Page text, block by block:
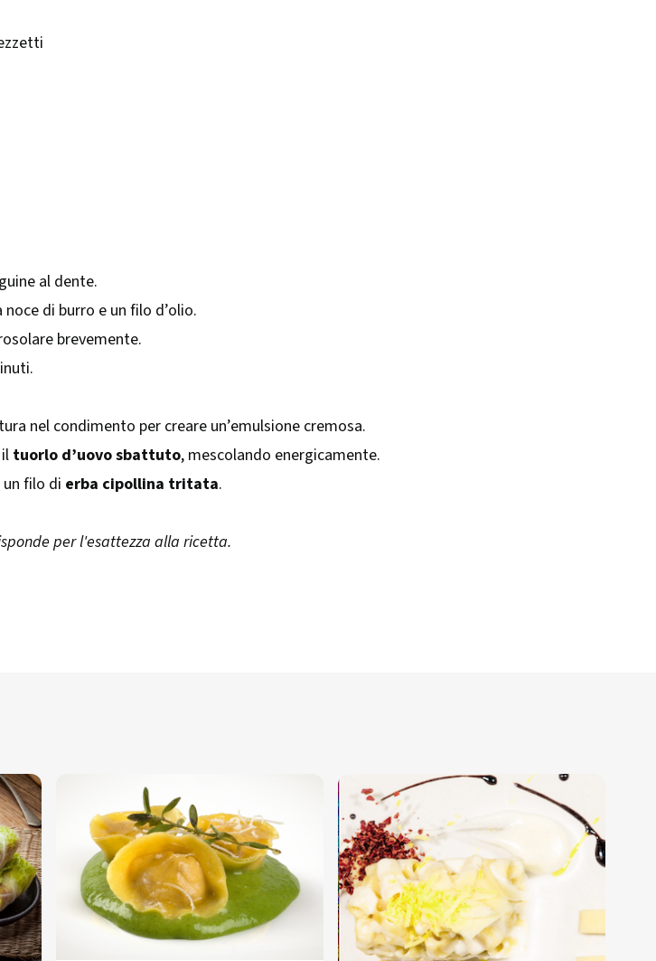
al dente.
noce di burro e un filo d’olio.
brevemente.
nel condimento per creare un’emulsione cremosa.
tuorlo d’uovo sbattuto, mescolando energicamente.
un filo di erba cipollina tritata.
per l'esattezza alla ricetta.